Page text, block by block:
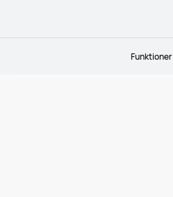
Funktioner